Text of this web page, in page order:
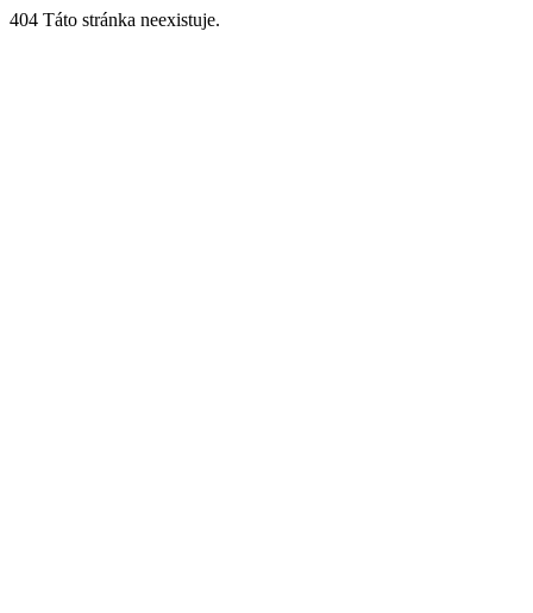
404 Táto stránka neexistuje.